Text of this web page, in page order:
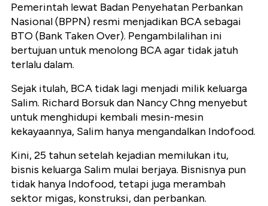
Pemerintah lewat Badan Penyehatan Perbankan
Nasional (BPPN) resmi menjadikan BCA sebagai
BTO (Bank Taken Over). Pengambilalihan ini
bertujuan untuk menolong BCA agar tidak jatuh
terlalu dalam.
Sejak itulah, BCA tidak lagi menjadi milik keluarga
Salim. Richard Borsuk dan Nancy Chng menyebut
untuk menghidupi kembali mesin-mesin
kekayaannya, Salim hanya mengandalkan Indofood.
Kini, 25 tahun setelah kejadian memilukan itu,
bisnis keluarga Salim mulai berjaya. Bisnisnya pun
tidak hanya Indofood, tetapi juga merambah
sektor migas, konstruksi, dan perbankan.